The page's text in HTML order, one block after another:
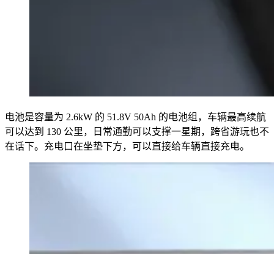
电池是容量为 2.6kW 的 51.8V 50Ah 的电池组，车辆最高续航
可以达到 130 公里，日常通勤可以支撑一星期，跨省游玩也不
在话下。充电口在坐垫下方，可以直接给车辆直接充电。